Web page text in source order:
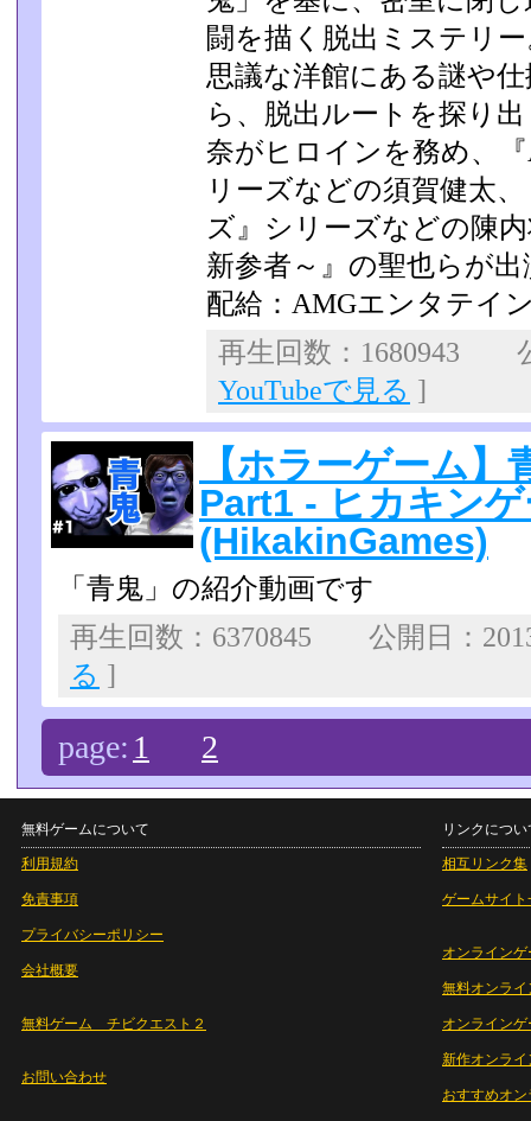
闘を描く脱出ミステリ
思議な洋館にある謎や
ら、脱出ルートを探り
奈がヒロ­インを務め、
リーズなどの須賀健太
ズ』シリーズなどの陳­
新参者～』の聖也らが出
配給：AMGエンタテイ
再生回数：1680943
YouTubeで見る ]
【ホラーゲーム
Part1 - ヒカキン
(HikakinGames)
「青鬼」の紹介動画です
再生回数：6370845 公開日：
る ]
page: 1 2
無料ゲームについて
利用規約
免責事項
プライバシーポリシー
会社概要
無料ゲーム チビクエスト２
お問い合わせ
リンクについ
相互リンク集
ゲームサイト
オンラインゲ
無料オンライ
オンライン
新作オンライ
おすすめオ